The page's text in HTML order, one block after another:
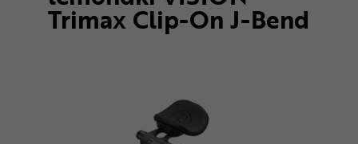
Buty
Trimax Clip-On J-Bend